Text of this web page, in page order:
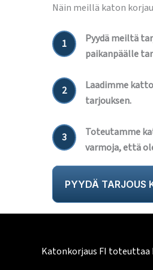
Näin meillä katon
1
Pyydä meiltä
paikanpäälle
2
Laadimme
tarjouksen.
3
Toteutamme
varmoja, että
PYYDÄ TARJOUS
Katonkorjaus FI